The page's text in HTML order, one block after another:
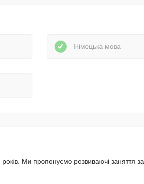
Німецька мова
років. Ми пропонуємо розвиваючі заняття за